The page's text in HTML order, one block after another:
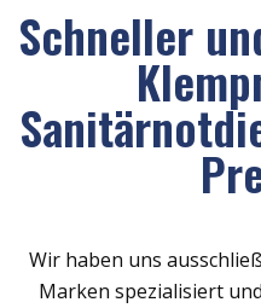
Schneller
Wir haben uns
Marken spezialisiert